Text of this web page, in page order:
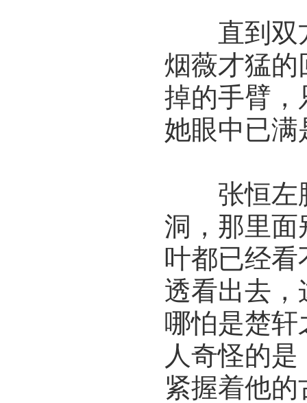
直到双方
烟薇才猛的
掉的手臂，
她眼中已
张恒左胸
洞，那里面
叶都已经
透看出去
哪怕是楚
人奇怪的
紧握着他